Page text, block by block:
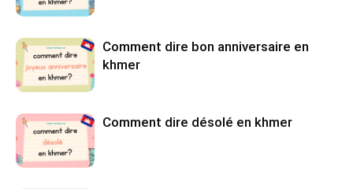
Comment dire bon anniversaire en
khmer
Comment dire désolé en khmer